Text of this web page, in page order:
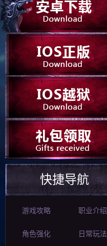
快捷导航
游戏攻略 职业介绍
角色强化 日常玩法